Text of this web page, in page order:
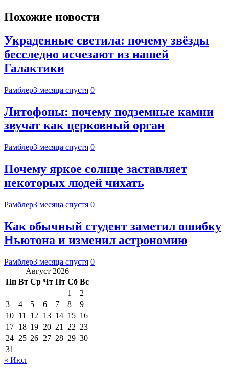
Похожие новости
Украденные светила: почему звёзды
бесследно исчезают из нашей
Галактики
Рамблер3 месяца спустя 0
Литофоны: почему подземные камни
звучат как церковный орган
Рамблер3 месяца спустя 0
Почему яркое солнце заставляет
некоторых людей чихать
Рамблер3 месяца спустя 0
Как обычный студент заметил ошибку
Ньютона и изменил астрономию
Рамблер3 месяца спустя 0
Август 2026
Пн Вт Ср Чт Пт Сб Вс
1
2
3
4 5 6 7 8
9
10 11 12 13 14 15 16
17 18 19 20 21 22 23
24 25 26 27 28 29 30
31
« Июл